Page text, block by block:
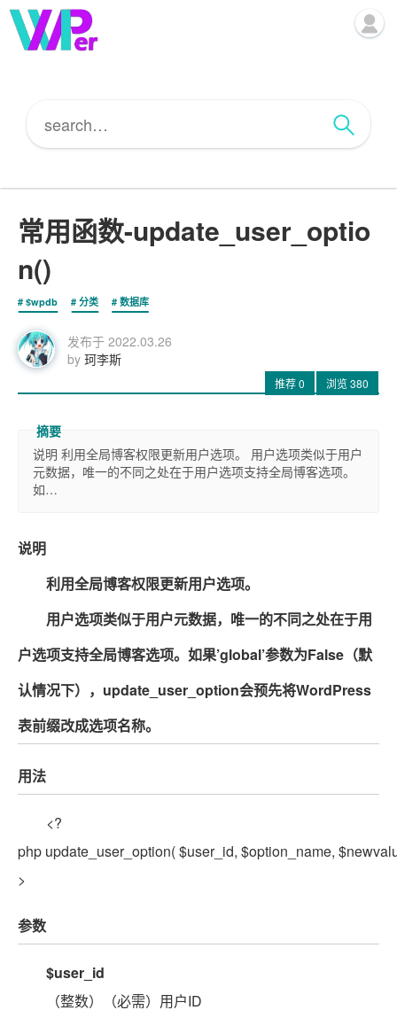
常用函数-update_user_optio
n()
$wpdb 分类 数据库
发布于 2022.03.26
by 珂李斯
推荐0 浏览380
说明 利用全局博客权限更新用户选项。 用户选项类似于用户
元数据，唯一的不同之处在于用户选项支持全局博客选项。
如…
说明
利用全局博客权限更新用户选项。
用户选项类似于用户元数据，唯一的不同之处在于用
户选项支持全局博客选项。如果’global’参数为False（默
认情况下），update_user_option会预先将WordPress
表前缀改成选项名称。
用法
<?
php update_user_option( $user_id, $option_name,
>
参数
$user_id
（整数）（必需）用户ID